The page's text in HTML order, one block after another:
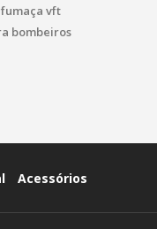
vft
bombeiros
Acessórios